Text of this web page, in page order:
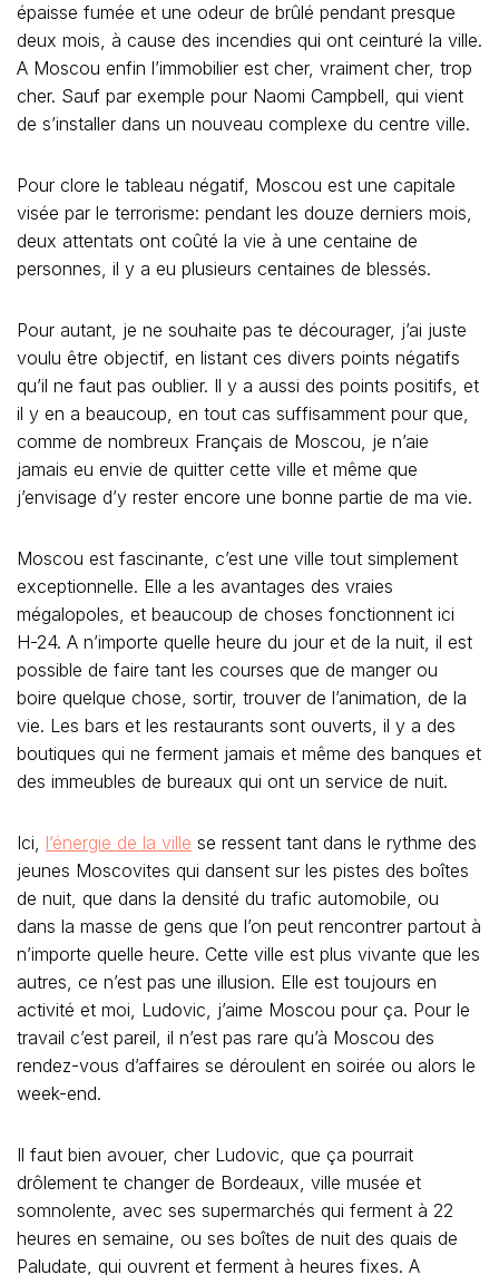
épaisse fumée et une odeur de brûlé pendant presque
deux mois, à cause des incendies qui ont ceinturé la ville.
A Moscou enfin l’immobilier est cher, vraiment cher, trop
cher. Sauf par exemple pour Naomi Campbell, qui vient
de s’installer dans un nouveau complexe du centre ville.
Pour clore le tableau négatif, Moscou est une capitale
visée par le terrorisme: pendant les douze derniers mois,
deux attentats ont coûté la vie à une centaine de
personnes, il y a eu plusieurs centaines de blessés.
Pour autant, je ne souhaite pas te décourager, j’ai juste
voulu être objectif, en listant ces divers points négatifs
qu’il ne faut pas oublier. Il y a aussi des points positifs, et
il y en a beaucoup, en tout cas suffisamment pour que,
comme de nombreux Français de Moscou, je n’aie
jamais eu envie de quitter cette ville et même que
j’envisage d’y rester encore une bonne partie de ma vie.
Moscou est fascinante, c’est une ville tout simplement
exceptionnelle. Elle a les avantages des vraies
mégalopoles, et beaucoup de choses fonctionnent ici
H-24. A n’importe quelle heure du jour et de la nuit, il est
possible de faire tant les courses que de manger ou
boire quelque chose, sortir, trouver de l’animation, de la
vie. Les bars et les restaurants sont ouverts, il y a des
boutiques qui ne ferment jamais et même des banques et
des immeubles de bureaux qui ont un service de nuit.
Ici, l’énergie de la ville se ressent tant dans le rythme des
jeunes Moscovites qui dansent sur les pistes des boîtes
de nuit, que dans la densité du trafic automobile, ou
dans la masse de gens que l’on peut rencontrer partout à
n’importe quelle heure. Cette ville est plus vivante que les
autres, ce n’est pas une illusion. Elle est toujours en
activité et moi, Ludovic, j’aime Moscou pour ça. Pour le
travail c’est pareil, il n’est pas rare qu’à Moscou des
rendez-vous d’affaires se déroulent en soirée ou alors le
week-end.
Il faut bien avouer, cher Ludovic, que ça pourrait
drôlement te changer de Bordeaux, ville musée et
somnolente, avec ses supermarchés qui ferment à 22
heures en semaine, ou ses boîtes de nuit des quais de
Paludate, qui ouvrent et ferment à heures fixes. A